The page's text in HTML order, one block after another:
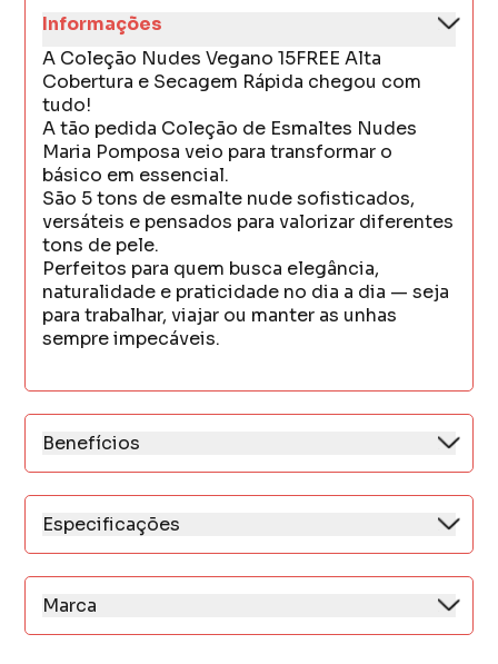
Informações
A Coleção Nudes Vegano 15FREE Alta
Cobertura e Secagem Rápida chegou com
tudo!
A tão pedida Coleção de Esmaltes Nudes
Maria Pomposa veio para transformar o
básico em essencial.
São 5 tons de esmalte nude sofisticados,
versáteis e pensados para valorizar diferentes
tons de pele.
Perfeitos para quem busca elegância,
naturalidade e praticidade no dia a dia — seja
para trabalhar, viajar ou manter as unhas
sempre impecáveis.
Benefícios
* Bronze Natural – Nude quente com fundo
levemente iluminado. Sofisticado e solar.
* Tô de Nude – O clássico indispensável,
equilibrado e elegante.
* Chiquepuccino – Nude marrom cremoso,
moderno e cheio de presença.
* Café com Selfie – Mais intenso e profundo,
perfeito para quem gosta de um nude
Especificações
* Veganos
* Livre de crueldade
* Fórmula 15FREE
* Secagem rápida
* Brilho duradouro
Marca
A Mohda é referência em esmaltes e